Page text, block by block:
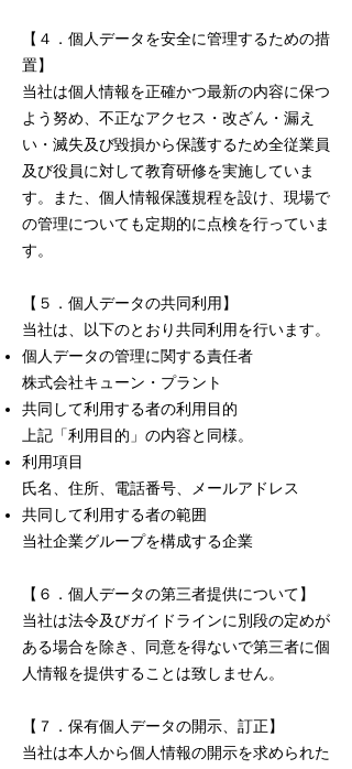
【４．個人データを安全に管理するための措
置】
当社は個人情報を正確かつ最新の内容に保つ
よう努め、不正なアクセス・改ざん・漏え
い・滅失及び毀損から保護するため全従業員
及び役員に対して教育研修を実施していま
す。また、個人情報保護規程を設け、現場で
の管理についても定期的に点検を行っていま
す。
【５．個人データの共同利用】
当社は、以下のとおり共同利用を行います。
個人データの管理に関する責任者
株式会社キューン・プラント
共同して利用する者の利用目的
上記「利用目的」の内容と同様。
利用項目
氏名、住所、電話番号、メールアドレス
共同して利用する者の範囲
当社企業グループを構成する企業
【６．個人データの第三者提供について】
当社は法令及びガイドラインに別段の定めが
ある場合を除き、同意を得ないで第三者に個
人情報を提供することは致しません。
【７．保有個人データの開示、訂正】
当社は本人から個人情報の開示を求められた